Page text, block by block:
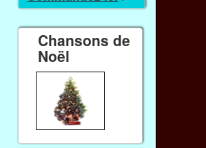
Chansons de
Noël